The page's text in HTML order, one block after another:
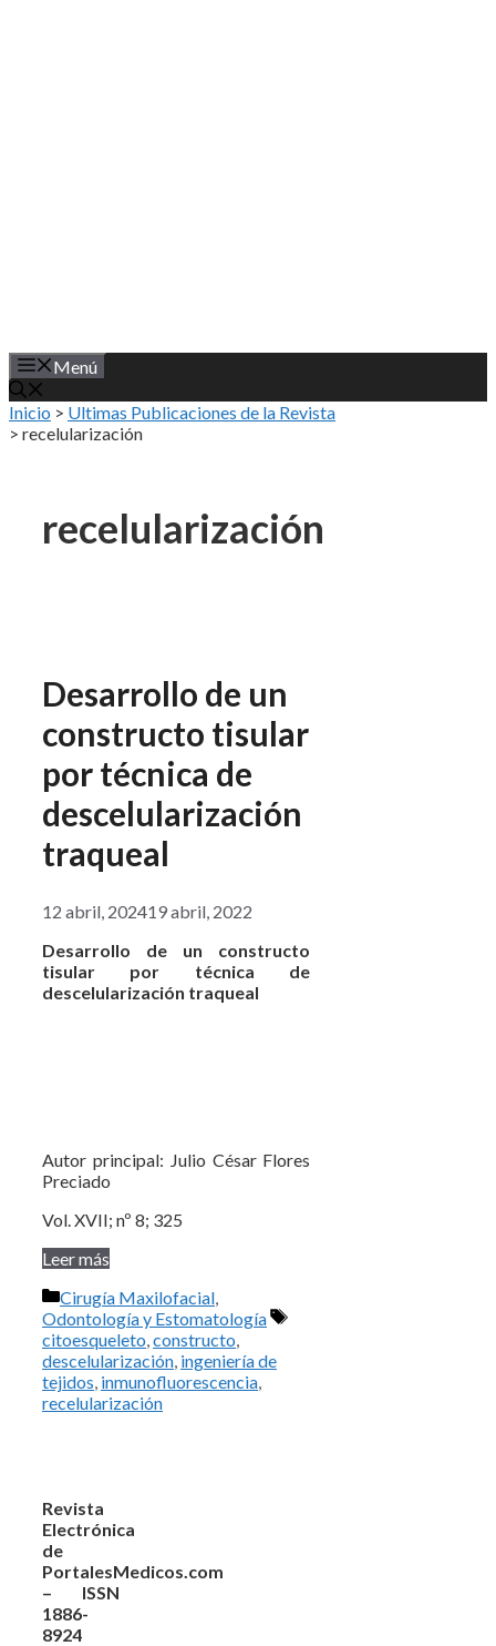
Menú
Inicio > Ultimas Publicaciones de la Revista
> recelularización
recelularización
Desarrollo de un
constructo tisular
por técnica de
descelularización
traqueal
12 abril, 202419 abril, 2022
Desarrollo de un constructo
tisular por técnica de
descelularización traqueal
Autor principal: Julio César Flores
Preciado
Vol. XVII; nº 8; 325
Leer más
Categorías
Cirugía Maxilofacial,
Odontología y Estomatología
Etiquetas
citoesqueleto,constructo,
descelularización, ingeniería de
tejidos, inmunofluorescencia,
recelularización
Revista
Electrónica
de
PortalesMedicos.com
– ISSN
1886-
8924